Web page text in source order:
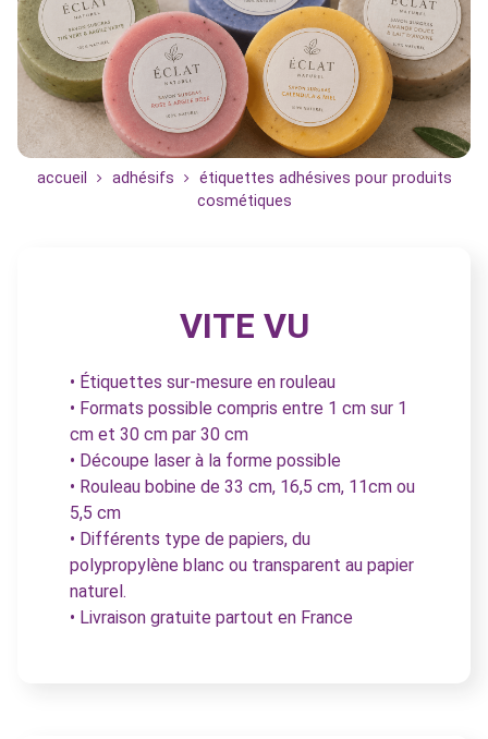
accueil adhésifs
étiquettes adhésives pour produits
cosmétiques
VITE VU
• Étiquettes sur-mesure en rouleau
• Formats possible compris entre 1 cm sur 1
cm et 30 cm par 30 cm
• Découpe laser à la forme possible
• Rouleau bobine de 33 cm, 16,5 cm, 11cm ou
5,5 cm
• Différents type de papiers, du
polypropylène blanc ou transparent au papier
naturel.
• Livraison gratuite partout en France